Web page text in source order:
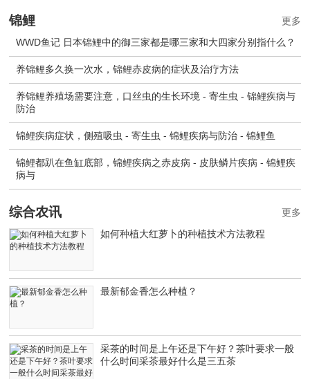
锦鲤
WWD鱼记 日本锦鲤中的御三家都是哪三家和大四家分别指什么？
养锦鲤多久换一次水，锦鲤赤皮病的症状及治疗方法
养锦鲤养殖场需要注意，口丝虫的生长环境 - 寄生虫 - 锦鲤疾病与
防治
锦鲤疾病症状，侧殖吸虫 - 寄生虫 - 锦鲤疾病与防治 - 锦鲤鱼
锦鲤都趴在鱼缸底部，锦鲤疾病之赤皮病 - 皮肤鳞片疾病 - 锦鲤疾
病与
更多
综合农讯
如何种植大红萝卜的种植技术方法教程
最新郁金香怎么种植？
采茶的时间是上午还是下午好？茶叶要求一般
什么时间采茶最好什么是三五茶
更多